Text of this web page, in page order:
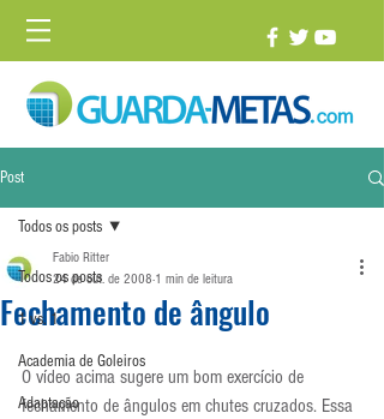
Post
Todos os posts
1 vs. 1
Academia de Goleiros
Adaptação
Todos os posts
Fechamento de ângulo
Fabio Ritter
24 de out. de 2008 1 min de leitura
O vídeo acima sugere um bom exercício de
fechamento de ângulos em chutes cruzados. Essa